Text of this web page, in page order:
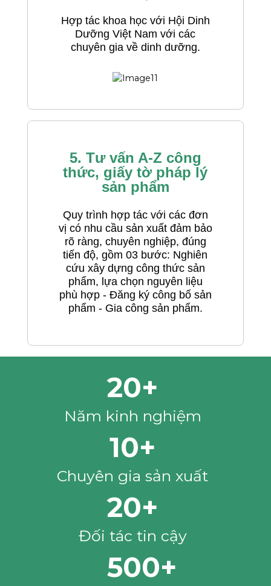
Hợp tác khoa học với Hội Dinh
Dưỡng Việt Nam với các
chuyên gia về dinh dưỡng.
5. Tư vấn A-Z công
thức, giấy tờ pháp lý
sản phẩm
Quy trình hợp tác với các đơn
vị có nhu cầu sản xuất đảm bảo
rõ ràng, chuyên nghiệp, đúng
tiến độ, gồm 03 bước: Nghiên
cứu xây dựng công thức sản
phẩm, lựa chọn nguyên liệu
phù hợp - Đăng ký công bố sản
phẩm - Gia công sản phẩm.
20+
Năm kinh nghiệm
10+
Chuyên gia sản xuất
20+
Đối tác tin cậy
500+